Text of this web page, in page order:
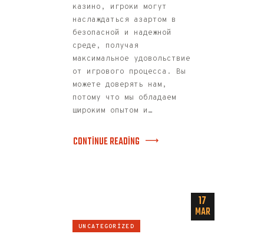
казино, игроки могут
наслаждаться азартом в
безопасной и надежной
среде, получая
максимальное удовольствие
от игрового процесса. Вы
можете доверять нам,
потому что мы обладаем
широким опытом и…
CONTINUE READING
17
MAR
UNCATEGORIZED